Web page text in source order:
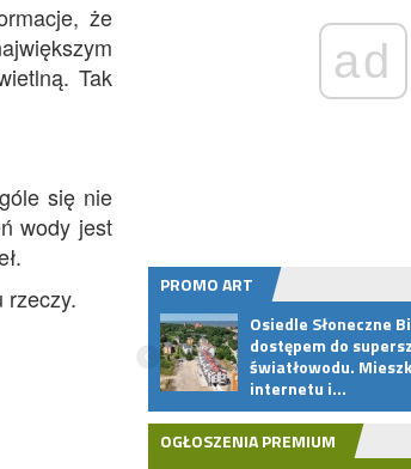
że
Tak
się nie
wody jest
rzeczy.
ad
PROMO ART
Osiedle Słoneczne
dostępem do
światłowodu.
internetu i…
OGŁOSZENIA PREMIUM